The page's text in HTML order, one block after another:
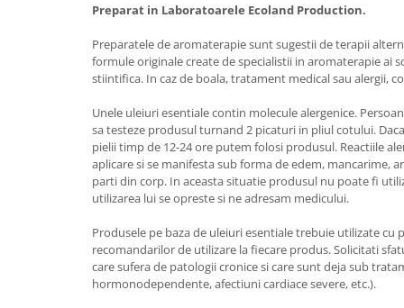
Preparat in Laboratoarele Ecoland Production.
Preparatele de aromaterapie sunt sugestii de terapii
formule originale create de specialistii in aromaterapie ai
stiintifica. In caz de boala, tratament medical sau alergii,
Unele uleiuri esentiale contin molecule alergenice.
sa testeze produsul turnand 2 picaturi in pliul cotului.
pielii timp de 12-24 ore putem folosi produsul. Reactiile
aplicare si se manifesta sub forma de edem, mancarime,
parti din corp. In aceasta situatie produsul nu poate fi
utilizarea lui se opreste si ne adresam medicului.
Produsele pe baza de uleiuri esentiale trebuie utilizate cu
recomandarilor de utilizare la fiecare produs. Solicitati
care sufera de patologii cronice si care sunt deja sub
hormonodependente, afectiuni cardiace severe, etc.).